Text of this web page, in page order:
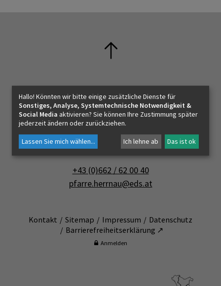
ICH MÖCHTE
INNEHALTEN
KONTAKT
Pfarramt Salzburg-Herrnau
5020 Salzburg
+43 (0)662 / 62 00 40
pfarre.herrnau@eds.at
Kontakt Sitemap Impressum
Datenschutz
Barrierefreiheitserklärung ↗
Anmelden
Hallo! Könnten wir bitte einige zusätzliche Dienste für
Sonstiges, Analyse, Systemtechnische Notwendigkeit &
Social Media aktivieren? Sie können Ihre Zustimmung später
jederzeit ändern oder zurückziehen.
Lassen Sie mich wählen... Ich lehne ab Das ist ok